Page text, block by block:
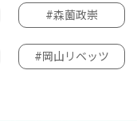
#森薗政崇
#岡山リベッツ